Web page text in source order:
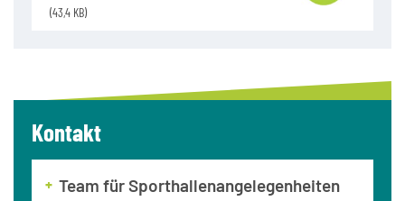
(43,4 KB)
Kontakt
Team für Sporthallenangelegenheiten